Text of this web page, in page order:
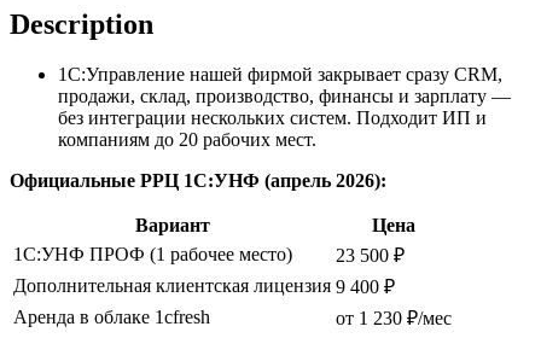
Description
1С:Управление нашей фирмой закрывает сразу CRM,
продажи, склад, производство, финансы и зарплату —
без интеграции нескольких систем. Подходит ИП и
компаниям до 20 рабочих мест.
Официальные РРЦ 1С:УНФ (апрель 2026):
Вариант
Цена
1С:УНФ ПРОФ (1 рабочее место)
23 500 ₽
Дополнительная клиентская лицензия 9 400 ₽
Аренда в облаке 1cfresh
от 1 230 ₽/мес